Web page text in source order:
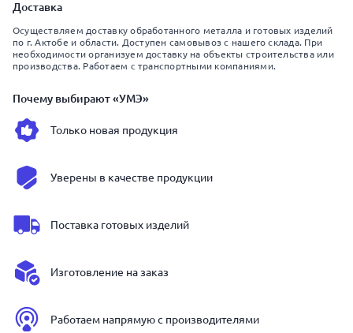
Доставка
Осуществляем доставку обработанного металла и готовых изделий
по г. Актобе и области. Доступен самовывоз с нашего склада. При
необходимости организуем доставку на объекты строительства или
производства. Работаем с транспортными компаниями.
Почему выбирают «УМЭ»
Только новая продукция
Уверены в качестве продукции
Поставка готовых изделий
Изготовление на заказ
Работаем напрямую с производителями